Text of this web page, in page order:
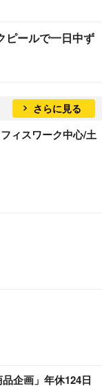
ピールで一日中ず
さらに見る
ィスワーク中心/土
企画」年休124日